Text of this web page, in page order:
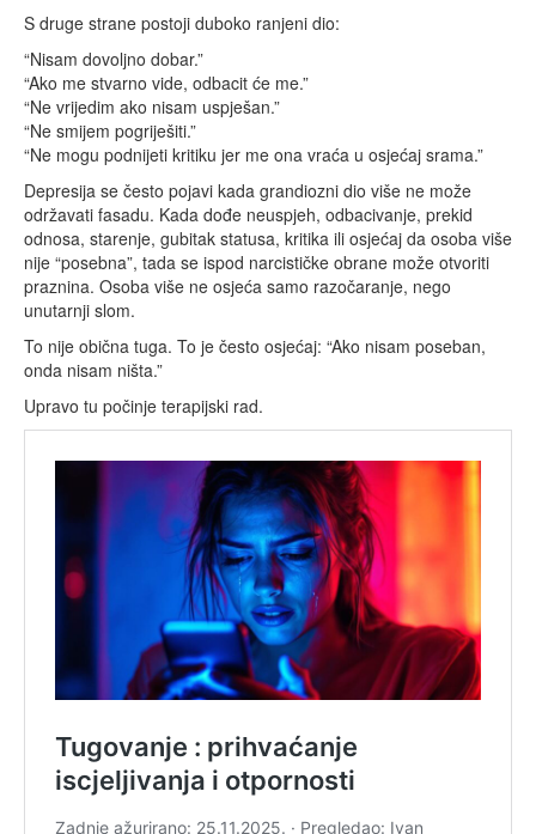
S druge strane postoji duboko ranjeni dio:
“Nisam dovoljno dobar.”
“Ako me stvarno vide, odbacit će me.”
“Ne vrijedim ako nisam uspješan.”
“Ne smijem pogriješiti.”
“Ne mogu podnijeti kritiku jer me ona vraća u osjećaj srama.”
Depresija se često pojavi kada grandiozni dio više ne može
održavati fasadu. Kada dođe neuspjeh, odbacivanje, prekid
odnosa, starenje, gubitak statusa, kritika ili osjećaj da osoba više
nije “posebna”, tada se ispod narcističke obrane može otvoriti
praznina. Osoba više ne osjeća samo razočaranje, nego
unutarnji slom.
To nije obična tuga. To je često osjećaj: “Ako nisam poseban,
onda nisam ništa.”
Upravo tu počinje terapijski rad.